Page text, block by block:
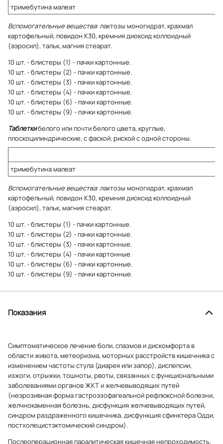
тримебутина малеат
Вспомогательные вещества: лактозы моногидрат, крахмал
картофельный, повидон К30, кремния диоксид коллоидный
(аэросил), тальк, магния стеарат.
10 шт. - блистеры (1) - пачки картонные.
10 шт. - блистеры (2) - пачки картонные.
10 шт. - блистеры (3) - пачки картонные.
10 шт. - блистеры (4) - пачки картонные.
10 шт. - блистеры (6) - пачки картонные.
10 шт. - блистеры (9) - пачки картонные.
Таблеткибелого или почти белого цвета, круглые,
плоскоцилиндрические, с фаской, риской с одной стороны.
тримебутина малеат
Вспомогательные вещества: лактозы моногидрат, крахмал
картофельный, повидон К30, кремния диоксид коллоидный
(аэросил), тальк, магния стеарат.
10 шт. - блистеры (1) - пачки картонные.
10 шт. - блистеры (2) - пачки картонные.
10 шт. - блистеры (3) - пачки картонные.
10 шт. - блистеры (4) - пачки картонные.
10 шт. - блистеры (6) - пачки картонные.
10 шт. - блистеры (9) - пачки картонные.
Показания
Симптоматическое лечение боли, спазмов и дискомфорта в
области живота, метеоризма, моторных расстройств кишечника с
изменением частоты стула (диарея или запор), диспепсии,
изжоги, отрыжки, тошноты, рвоты, связанных с функциональными
заболеваниями органов ЖКТ и желчевыводящих путей
(неэрозивная форма гастроэзофагеальной рефлюксной болезни,
желчнокаменная болезнь, дисфункция желчевыводящих путей,
синдром раздраженного кишечника, дисфункция сфинктера Одди,
постхолецистэктомический синдром).
Послеоперационная паралитическая кишечная непроходимость.